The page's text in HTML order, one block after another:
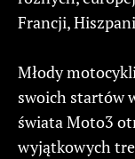
Francji,
Młody
swoich startów
świata Moto3
wyjątkowych